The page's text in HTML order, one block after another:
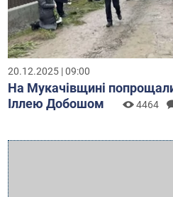
20.12.2025 | 09:00
На Мукачівщині
Іллею Добошом
4464